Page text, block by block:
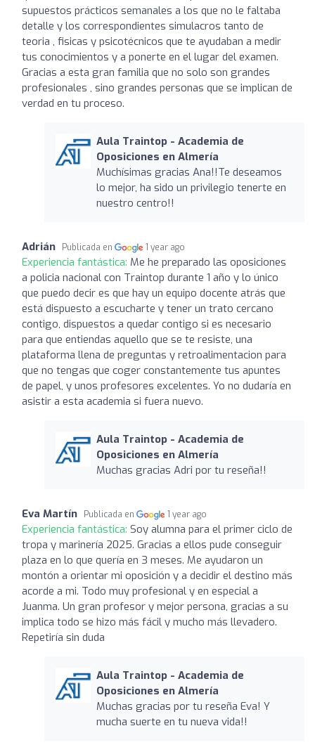
supuestos prácticos semanales a los que no le faltaba
detalle y los correspondientes simulacros tanto de
teoria , fisicas y psicotécnicos que te ayudaban a medir
tus conocimientos y a ponerte en el lugar del examen.
Gracias a esta gran familia que no solo son grandes
profesionales , sino grandes personas que se implican de
verdad en tu proceso.
Aula Traintop - Academia de
Oposiciones en Almería
Muchísimas gracias Ana!!Te deseamos
lo mejor, ha sido un privilegio tenerte en
nuestro centro!!
Adrián Publicada en 1 year ago
Experiencia fantástica: Me he preparado las oposiciones
a policia nacional con Traintop durante 1 año y lo único
que puedo decir es que hay un equipo docente atrás que
está dispuesto a escucharte y tener un trato cercano
contigo, dispuestos a quedar contigo si es necesario
para que entiendas aquello que se te resiste, una
plataforma llena de preguntas y retroalimentacion para
que no tengas que coger constantemente tus apuntes
de papel, y unos profesores excelentes. Yo no dudaría en
asistir a esta academia si fuera nuevo.
Aula Traintop - Academia de
Oposiciones en Almería
Muchas gracias Adri por tu reseña!!
Eva Martín Publicada en 1 year ago
Experiencia fantástica: Soy alumna para el primer ciclo de
tropa y marinería 2025. Gracias a ellos pude conseguir
plaza en lo que quería en 3 meses. Me ayudaron un
montón a orientar mi oposición y a decidir el destino más
acorde a mi. Todo muy profesional y en especial a
Juanma. Un gran profesor y mejor persona, gracias a su
implica todo se hizo más fácil y mucho más llevadero.
Repetiría sin duda
Aula Traintop - Academia de
Oposiciones en Almería
Muchas gracias por tu reseña Eva! Y
mucha suerte en tu nueva vida!!